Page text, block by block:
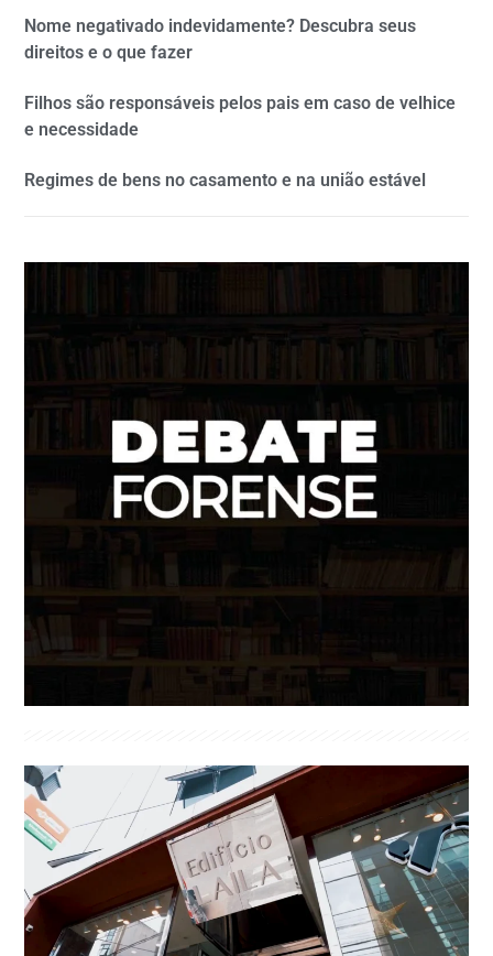
Nome negativado indevidamente? Descubra seus
direitos e o que fazer
Filhos são responsáveis pelos pais em caso de velhice
e necessidade
Regimes de bens no casamento e na união estável